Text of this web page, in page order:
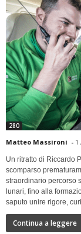
280
Matteo Massironi - 1
Un ritratto di Riccardo
scomparso
straordinario percorso
lunari, fino alla
saputo unire rigore,
Continua a leggere